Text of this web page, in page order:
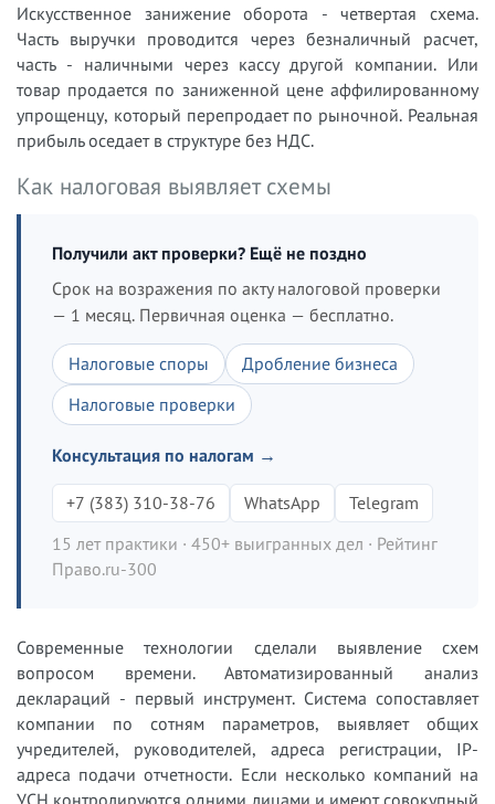
Искусственное занижение оборота - четвертая схема.
Часть выручки проводится через безналичный расчет,
часть - наличными через кассу другой компании. Или
товар продается по заниженной цене аффилированному
упрощенцу, который перепродает по рыночной. Реальная
прибыль оседает в структуре без НДС.
Как налоговая выявляет схемы
Получили акт проверки? Ещё не поздно
Срок на возражения по акту налоговой проверки
— 1 месяц. Первичная оценка — бесплатно.
Налоговые споры
Дробление бизнеса
Налоговые проверки
Консультация по налогам →
+7 (383) 310-38-76 WhatsApp
Telegram
15 лет практики · 450+ выигранных дел · Рейтинг
Право.ru-300
Современные технологии сделали выявление схем
вопросом времени. Автоматизированный анализ
деклараций - первый инструмент. Система сопоставляет
компании по сотням параметров, выявляет общих
учредителей, руководителей, адреса регистрации, IP-
адреса подачи отчетности. Если несколько компаний на
УСН контролируются одними лицами и имеют совокупный